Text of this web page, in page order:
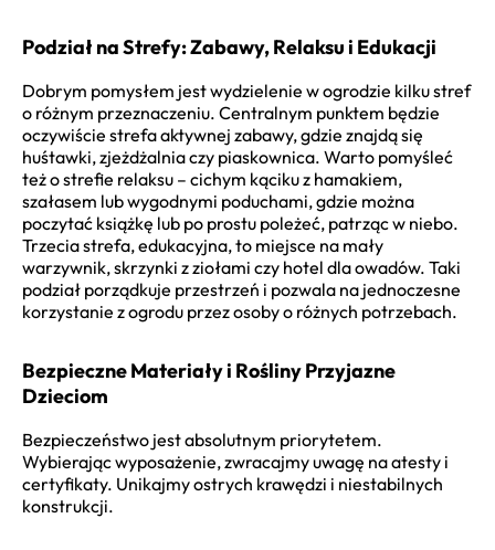
Podział na Strefy: Zabawy, Relaksu i Edukacji
Dobrym pomysłem jest wydzielenie w ogrodzie kilku stref
o różnym przeznaczeniu. Centralnym punktem będzie
oczywiście strefa aktywnej zabawy, gdzie znajdą się
huśtawki, zjeżdżalnia czy piaskownica. Warto pomyśleć
też o strefie relaksu – cichym kąciku z hamakiem,
szałasem lub wygodnymi poduchami, gdzie można
poczytać książkę lub po prostu poleżeć, patrząc w niebo.
Trzecia strefa, edukacyjna, to miejsce na mały
warzywnik, skrzynki z ziołami czy hotel dla owadów. Taki
podział porządkuje przestrzeń i pozwala na jednoczesne
korzystanie z ogrodu przez osoby o różnych potrzebach.
Bezpieczne Materiały i Rośliny Przyjazne
Dzieciom
Bezpieczeństwo jest absolutnym priorytetem.
Wybierając wyposażenie, zwracajmy uwagę na atesty i
certyfikaty. Unikajmy ostrych krawędzi i niestabilnych
konstrukcji.